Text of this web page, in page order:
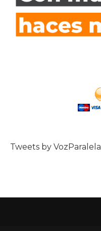
Tweets by VozParalela